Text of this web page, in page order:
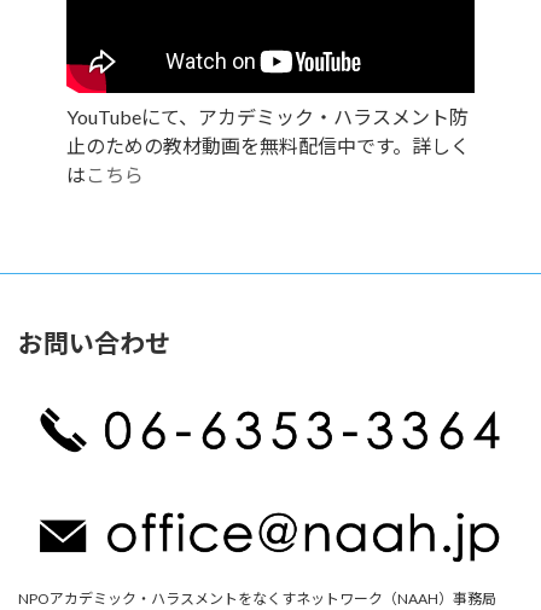
YouTubeにて、アカデミック・ハラスメント防
止のための教材動画を無料配信中です。詳しく
は こちら
お問い合わせ
NPOアカデミック・ハラスメントをなくすネットワーク（NAAH）事務局